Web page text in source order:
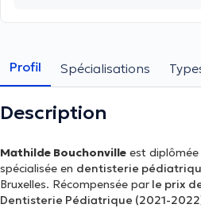
Profil Spécialisations
Description
Mathilde Bouchonville est diplômée
spécialisée en dentisterie
Bruxelles. Récompensée par le prix
Dentisterie Pédiatrique (2021-